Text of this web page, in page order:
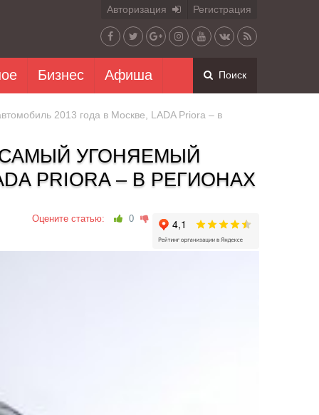
Авторизация Регистрация
Бизнес Афиша Поиск
2013 года в Москве, LADA Priora – в
– САМЫЙ УГОНЯЕМЫЙ
PRIORA – В РЕГИОНАХ
Оцените статью: 0